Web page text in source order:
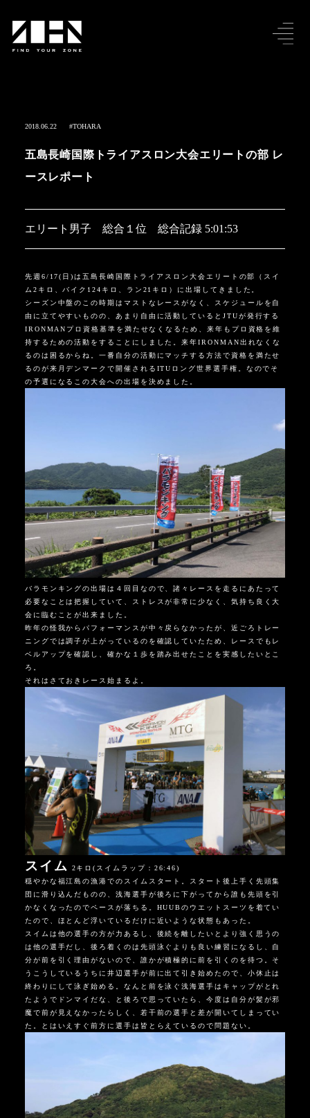
2018.06.22 #TOHARA
五島長崎国際トライアスロン大会エリートの部 レ
ースレポート
エリート男子 総合１位 総合記録 5:01:53
先週6/17(日)は五島長崎国際トライアスロン大会エリートの部（スイ
ム2キロ、バイク124キロ、ラン21キロ）に出場してきました。
シーズン中盤のこの時期はマストなレースがなく、スケジュールを自
由に立てやすいものの、あまり自由に活動しているとJTUが発行する
IRONMANプロ資格基準を満たせなくなるため、来年もプロ資格を維
持するための活動をすることにしました。来年IRONMAN出れなくな
るのは困るからね。一番自分の活動にマッチする方法で資格を満たせ
るのが来月デンマークで開催されるITUロング世界選手権。なのでそ
の予選になるこの大会への出場を決めました。
バラモンキングの出場は４回目なので、諸々レースを走るにあたって
必要なことは把握していて、ストレスが非常に少なく、気持ち良く大
会に臨むことが出来ました。
昨年の怪我からパフォーマンスが中々戻らなかったが、近ごろトレー
ニングでは調子が上がっているのを確認していたため、レースでもレ
ベルアップを確認し、確かな１歩を踏み出せたことを実感したいとこ
ろ。
それはさておきレース始まるよ。
スイム
2キロ(スイムラップ：26:46)
穏やかな福江島の漁港でのスイムスタート。スタート後上手く先頭集
団に滑り込んだものの、浅海選手が後ろに下がってから誰も先頭を引
かなくなったのでペースが落ちる。HUUBのウエットスーツを着てい
たので、ほとんど浮いているだけに近いような状態もあった。
スイムは他の選手の方が力あるし、後続を離したいとより強く思うの
は他の選手だし、後ろ着くのは先頭泳ぐよりも良い練習になるし、自
分が前を引く理由がないので、誰かが積極的に前を引くのを待つ。そ
うこうしているうちに井辺選手が前に出て引き始めたので、小休止は
終わりにして泳ぎ始める。なんと前を泳ぐ浅海選手はキャップがとれ
たようでドンマイだな、と後ろで思っていたら、今度は自分が髪が邪
魔で前が見えなかったらしく、若干前の選手と差が開いてしまってい
た。とはいえすぐ前方に選手は皆とらえているので問題ない。